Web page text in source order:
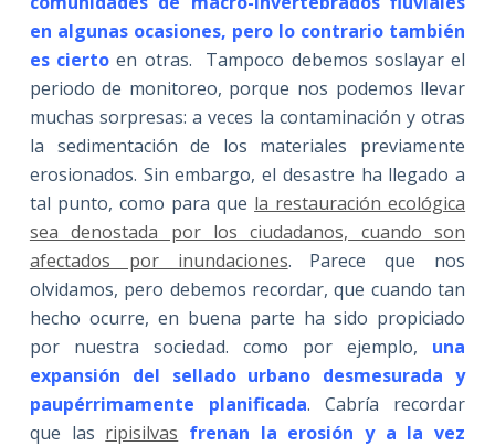
en algunas ocasiones, pero lo contrario también
es ciertoen otras. Tampoco debemos soslayar el
periodo de monitoreo, porque nos podemos llevar
muchas sorpresas: a veces la contaminación y otras
la sedimentación de los materiales previamente
erosionados. Sin embargo, el desastre ha llegado a
tal punto, como para que la restauración ecológica
sea denostada por los ciudadanos, cuando son
afectados por inundaciones. Parece que nos
olvidamos, pero debemos recordar, que cuando tan
hecho ocurre, en buena parte ha sido propiciado
por nuestra sociedad. como por ejemplo, una
expansión del sellado urbano desmesurada y
paupérrimamente planificada. Cabría recordar
que las ripisilvas frenan la erosión y a la vez